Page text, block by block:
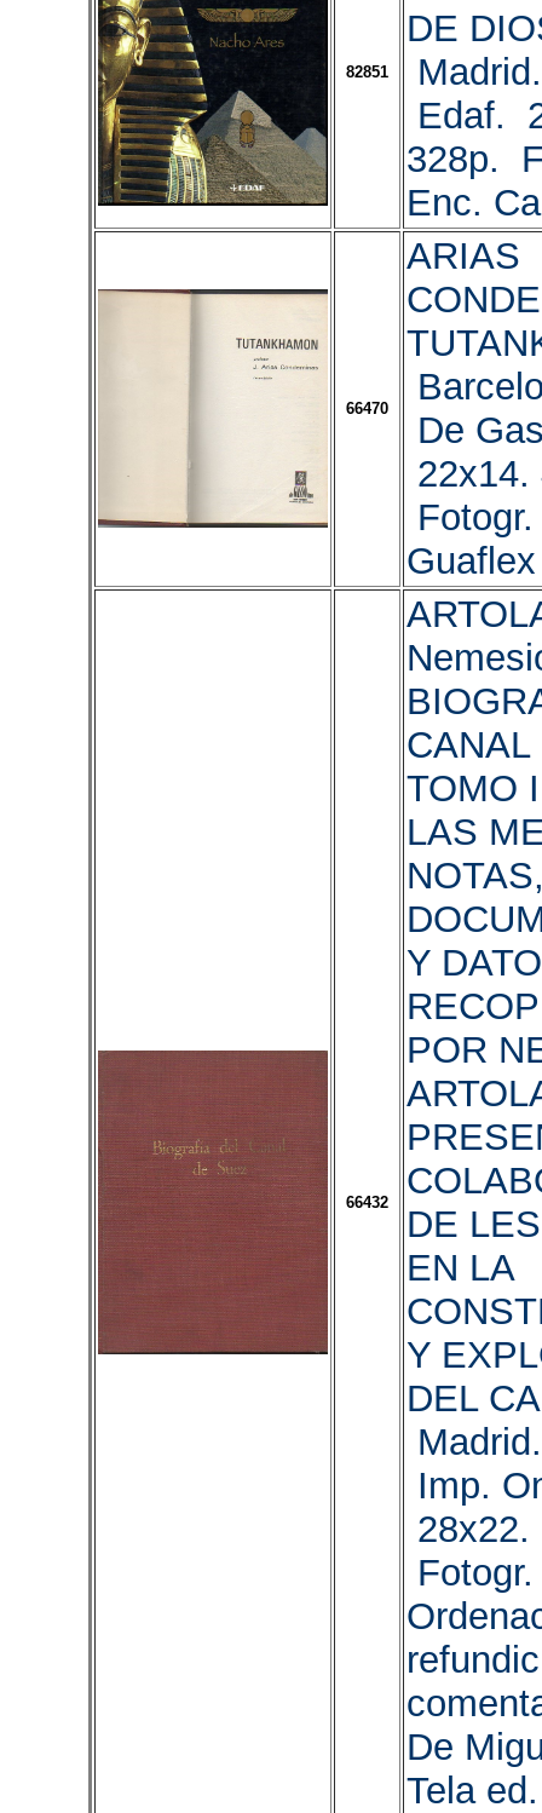
82851
DE
Edaf.
328p.
Enc.
66470
ARIAS
De
22x14.
66432
TOMO
LAS
Y
POR
DE
EN LA
Y
DEL
Imp.
28x22.
Fotogr.
De
Tela ed.